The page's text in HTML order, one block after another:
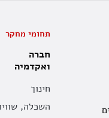
תחומי מחקר
חברה
ואקדמיה
חינוך
השכלה,